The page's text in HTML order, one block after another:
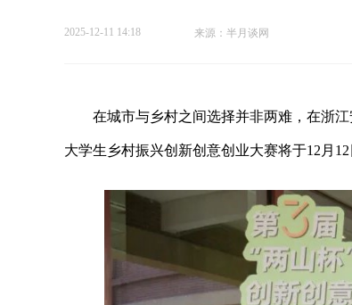
2025-12-11 14:18 来源：半月谈网
在城市与乡村之间选择并非两难，在浙
大学生乡村振兴创新创意创业大赛将于12月12